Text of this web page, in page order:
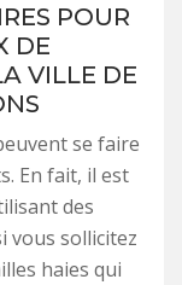
POUR
DE
VILLE DE
se faire
En fait, il est
des
vous sollicitez
haies qui